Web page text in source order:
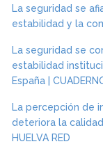
La seguridad se
estabilidad y la
La seguridad se
estabilidad
España |
La percepción de
deteriora la
HUELVA RED